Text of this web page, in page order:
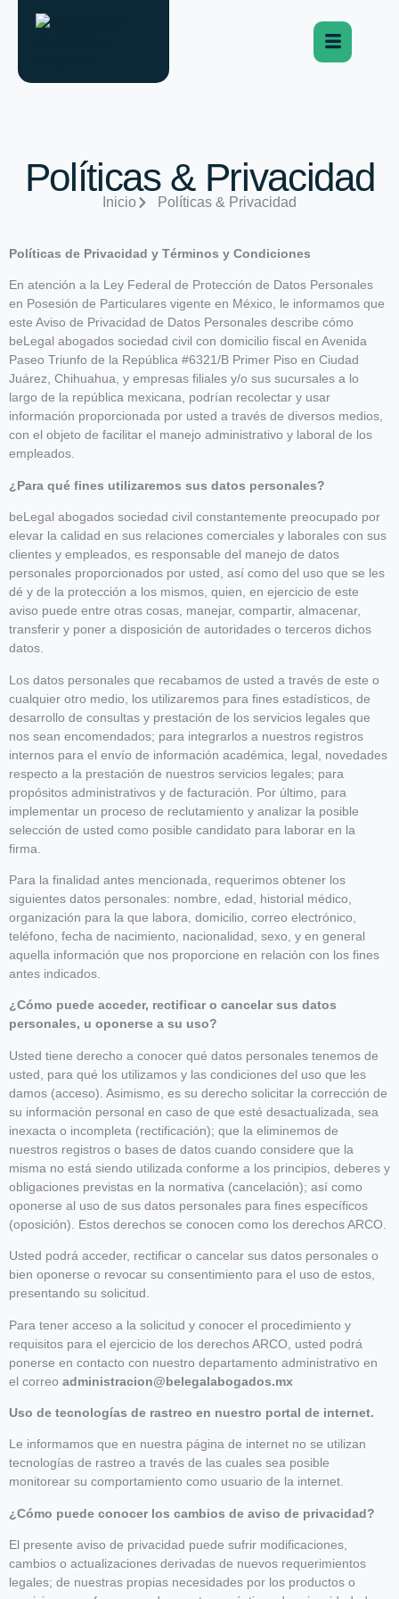
Políticas & Privacidad
Inicio Políticas & Privacidad
Políticas de Privacidad y Términos y Condiciones
En atención a la Ley Federal de Protección de Datos Personales
en Posesión de Particulares vigente en México, le informamos que
este Aviso de Privacidad de Datos Personales describe cómo
beLegal abogados sociedad civil con domicilio fiscal en Avenida
Paseo Triunfo de la República #6321/B Primer Piso en Ciudad
Juárez, Chihuahua, y empresas filiales y/o sus sucursales a lo
largo de la república mexicana, podrían recolectar y usar
información proporcionada por usted a través de diversos medios,
con el objeto de facilitar el manejo administrativo y laboral de los
empleados.
¿Para qué fines utilizaremos sus datos personales?
beLegal abogados sociedad civil constantemente preocupado por
elevar la calidad en sus relaciones comerciales y laborales con sus
clientes y empleados, es responsable del manejo de datos
personales proporcionados por usted, así como del uso que se les
dé y de la protección a los mismos, quien, en ejercicio de este
aviso puede entre otras cosas, manejar, compartir, almacenar,
transferir y poner a disposición de autoridades o terceros dichos
datos.
Los datos personales que recabamos de usted a través de este o
cualquier otro medio, los utilizaremos para fines estadísticos, de
desarrollo de consultas y prestación de los servicios legales que
nos sean encomendados; para integrarlos a nuestros registros
internos para el envío de información académica, legal, novedades
respecto a la prestación de nuestros servicios legales; para
propósitos administrativos y de facturación. Por último, para
implementar un proceso de reclutamiento y analizar la posible
selección de usted como posible candidato para laborar en la
firma.
Para la finalidad antes mencionada, requerimos obtener los
siguientes datos personales: nombre, edad, historial médico,
organización para la que labora, domicilio, correo electrónico,
teléfono, fecha de nacimiento, nacionalidad, sexo, y en general
aquella información que nos proporcione en relación con los fines
antes indicados.
¿Cómo puede acceder, rectificar o cancelar sus datos
personales, u oponerse a su uso?
Usted tiene derecho a conocer qué datos personales tenemos de
usted, para qué los utilizamos y las condiciones del uso que les
damos (acceso). Asimismo, es su derecho solicitar la corrección de
su información personal en caso de que esté desactualizada, sea
inexacta o incompleta (rectificación); que la eliminemos de
nuestros registros o bases de datos cuando considere que la
misma no está siendo utilizada conforme a los principios, deberes y
obligaciones previstas en la normativa (cancelación); así como
oponerse al uso de sus datos personales para fines específicos
(oposición). Estos derechos se conocen como los derechos ARCO.
Usted podrá acceder, rectificar o cancelar sus datos personales o
bien oponerse o revocar su consentimiento para el uso de estos,
presentando su solicitud.
Para tener acceso a la solicitud y conocer el procedimiento y
requisitos para el ejercicio de los derechos ARCO, usted podrá
ponerse en contacto con nuestro departamento administrativo en
el correo administracion@belegalabogados.mx
Uso de tecnologías de rastreo en nuestro portal de internet.
Le informamos que en nuestra página de internet no se utilizan
tecnologías de rastreo a través de las cuales sea posible
monitorear su comportamiento como usuario de la internet.
¿Cómo puede conocer los cambios de aviso de privacidad?
El presente aviso de privacidad puede sufrir modificaciones,
cambios o actualizaciones derivadas de nuevos requerimientos
legales; de nuestras propias necesidades por los productos o